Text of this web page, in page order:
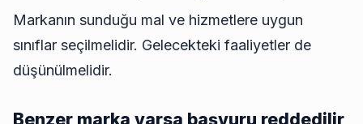
Markanın sunduğu mal ve hizmetlere uygun
sınıflar seçilmelidir. Gelecekteki faaliyetler de
düşünülmelidir.
Benzer marka varsa başvuru reddedilir